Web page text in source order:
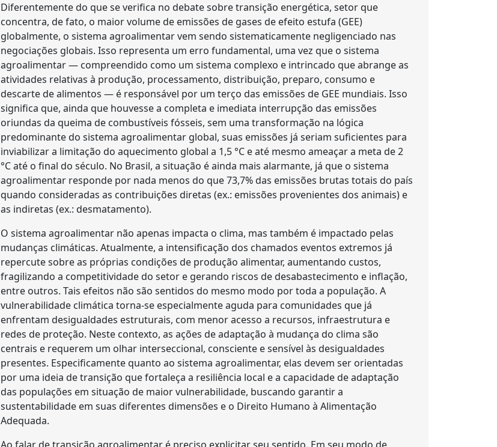
Diferentemente do que se verifica no debate sobre transição energética, setor que
concentra, de fato, o maior volume de emissões de gases de efeito estufa (GEE)
globalmente, o sistema agroalimentar vem sendo sistematicamente negligenciado nas
negociações globais. Isso representa um erro fundamental, uma vez que o sistema
agroalimentar — compreendido como um sistema complexo e intrincado que abrange as
atividades relativas à produção, processamento, distribuição, preparo, consumo e
descarte de alimentos — é responsável por um terço das emissões de GEE mundiais. Isso
significa que, ainda que houvesse a completa e imediata interrupção das emissões
oriundas da queima de combustíveis fósseis, sem uma transformação na lógica
predominante do sistema agroalimentar global, suas emissões já seriam suficientes para
inviabilizar a limitação do aquecimento global a 1,5 °C e até mesmo ameaçar a meta de 2
°C até o final do século. No Brasil, a situação é ainda mais alarmante, já que o sistema
agroalimentar responde por nada menos do que 73,7% das emissões brutas totais do país
quando consideradas as contribuições diretas (ex.: emissões provenientes dos animais) e
as indiretas (ex.: desmatamento).
O sistema agroalimentar não apenas impacta o clima, mas também é impactado pelas
mudanças climáticas. Atualmente, a intensificação dos chamados eventos extremos já
repercute sobre as próprias condições de produção alimentar, aumentando custos,
fragilizando a competitividade do setor e gerando riscos de desabastecimento e inflação,
entre outros. Tais efeitos não são sentidos do mesmo modo por toda a população. A
vulnerabilidade climática torna-se especialmente aguda para comunidades que já
enfrentam desigualdades estruturais, com menor acesso a recursos, infraestrutura e
redes de proteção. Neste contexto, as ações de adaptação à mudança do clima são
centrais e requerem um olhar interseccional, consciente e sensível às desigualdades
presentes. Especificamente quanto ao sistema agroalimentar, elas devem ser orientadas
por uma ideia de transição que fortaleça a resiliência local e a capacidade de adaptação
das populações em situação de maior vulnerabilidade, buscando garantir a
sustentabilidade em suas diferentes dimensões e o Direito Humano à Alimentação
Adequada.